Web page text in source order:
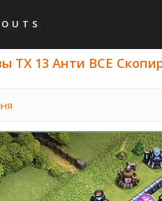
ТХ 13 Анти ВСЕ